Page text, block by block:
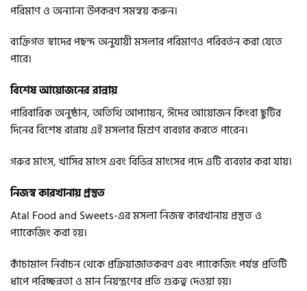
পরিমাণ ও অন্যান্য উপকরণ সমন্বয় করুন।
ব্যক্তিগত স্বাদের পছন্দ অনুযায়ী মসলার পরিমাণও পরিবর্তন করা যেতে
পারে।
বিশেষ আয়োজনের রান্নায়
পারিবারিক অনুষ্ঠান, অতিথি আপ্যায়ন, ঈদের আয়োজন কিংবা ছুটির
দিনের বিশেষ রান্নায় এই মসলার মিশ্রণ ব্যবহার করতে পারেন।
গরুর মাংস, খাসির মাংস এবং বিভিন্ন মাংসের পদে এটি ব্যবহার করা যায়।
নিজস্ব কারখানায় প্রস্তুত
Atal Food and Sweets-এর মসলা নিজস্ব কারখানায় প্রস্তুত ও
প্যাকেজিং করা হয়।
কাঁচামাল নির্বাচন থেকে প্রক্রিয়াজাতকরণ এবং প্যাকেজিং পর্যন্ত প্রতিটি
ধাপে পরিচ্ছন্নতা ও মান নিয়ন্ত্রণের প্রতি গুরুত্ব দেওয়া হয়।